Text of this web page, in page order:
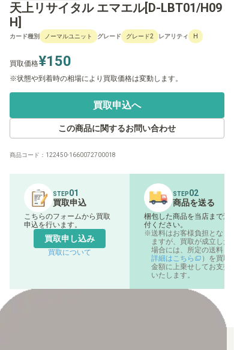
天上リサイタル エマエル[D-LBT01/H09
H]
カード種別 ノーマルユニット グレード グレード2 レアリティ H
買取価格¥150
状態や到着時の相場により買取価格は変動します。
買取申込へ
この商品に関するお問い合わせ
商品コード： 122450-1660072700018
STEP01
買取申込
こちらのフォームから買取
申込を行います。
買取申し込み
買取について
STEP02
商品を送る
梱包した商品を当店まで送
付ください。
送料はお客様負担となり
ますが、買取が成立した
場合には、所定の送料（
詳細はこちら
）を買取
金額に上乗せしてお支払
いたします。